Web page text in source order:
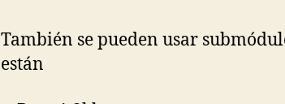
También se pueden usar
están